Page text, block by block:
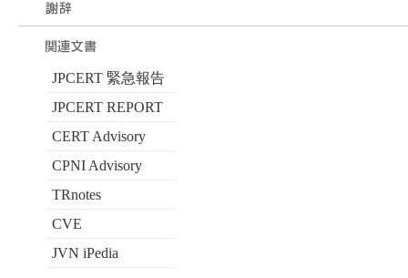
JPCERT 緊急報告
JPCERT REPORT
CERT Advisory
CPNI Advisory
TRnotes
CVE
JVN iPedia